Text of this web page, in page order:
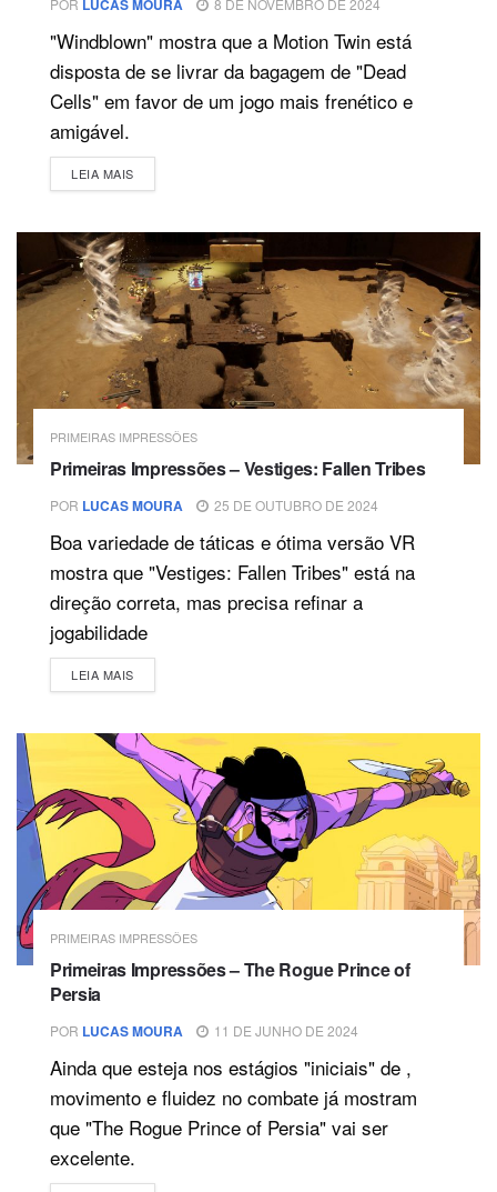
POR LUCAS MOURA 8 DE NOVEMBRO DE 2024
"Windblown" mostra que a Motion Twin está
disposta de se livrar da bagagem de "Dead
Cells" em favor de um jogo mais frenético e
amigável.
LEIA MAISDETAILS
PRIMEIRAS IMPRESSÕES
Primeiras Impressões – Vestiges: Fallen Tribes
POR LUCAS MOURA 25 DE OUTUBRO DE 2024
Boa variedade de táticas e ótima versão VR
mostra que "Vestiges: Fallen Tribes" está na
direção correta, mas precisa refinar a
jogabilidade
LEIA MAISDETAILS
PRIMEIRAS IMPRESSÕES
Primeiras Impressões – The Rogue Prince of
Persia
POR LUCAS MOURA 11 DE JUNHO DE 2024
Ainda que esteja nos estágios "iniciais" de ,
movimento e fluidez no combate já mostram
que "The Rogue Prince of Persia" vai ser
excelente.